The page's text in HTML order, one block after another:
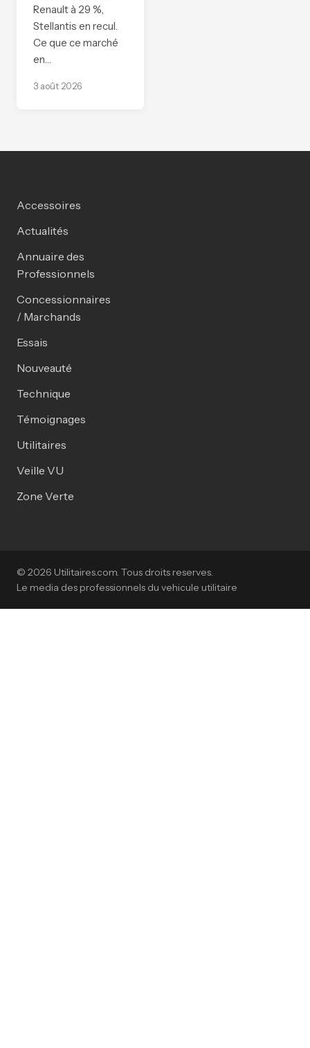
Renault à 29 %,
Stellantis en recul.
Ce que ce marché
en…
3 août 2026
Accessoires
Actualités
Annuaire des
Professionnels
Concessionnaires
/ Marchands
Essais
Nouveauté
Technique
Témoignages
Utilitaires
Veille VU
Zone Verte
© 2026 Utilitaires.com. Tous droits reserves.
Le media des professionnels du vehicule utilitaire